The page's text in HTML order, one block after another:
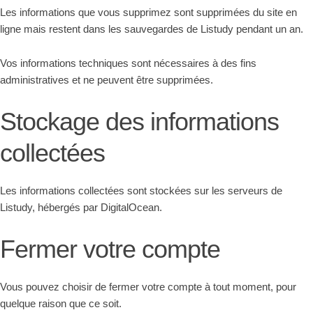
Les informations que vous supprimez sont supprimées du site en
ligne mais restent dans les sauvegardes de Listudy pendant un an.
Vos informations techniques sont nécessaires à des fins
administratives et ne peuvent être supprimées.
Stockage des informations
collectées
Les informations collectées sont stockées sur les serveurs de
Listudy, hébergés par DigitalOcean.
Fermer votre compte
Vous pouvez choisir de fermer votre compte à tout moment, pour
quelque raison que ce soit.